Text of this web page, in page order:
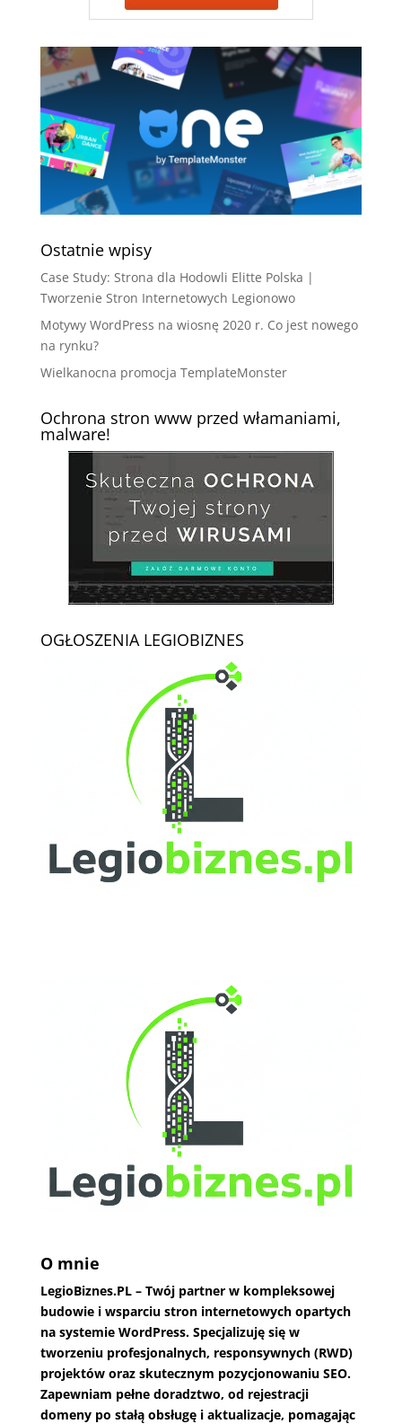
Ostatnie wpisy
Case Study: Strona dla Hodowli Elitte Polska |
Tworzenie Stron Internetowych Legionowo
Motywy WordPress na wiosnę 2020 r. Co jest nowego
na rynku?
Wielkanocna promocja TemplateMonster
Ochrona stron www przed włamaniami,
malware!
OGŁOSZENIA LEGIOBIZNES
O mnie
LegioBiznes.PL– Twój partner w kompleksowej
budowie i wsparciu stron internetowych opartych
na systemie WordPress. Specjalizuję się w
tworzeniu profesjonalnych, responsywnych (RWD)
projektów oraz skutecznym pozycjonowaniu SEO.
Zapewniam pełne doradztwo, od rejestracji
domeny po stałą obsługę i aktualizacje, pomagając